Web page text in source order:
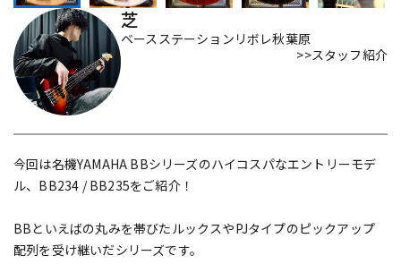
中古 ヴィンテージ
芝
ベースステーションリボレ秋葉原
>>スタッフ紹介
今回は名機YAMAHA BBシリーズのハイコスパなエントリーモデ
ル、BB234 / BB235をご紹介！
BBといえばの丸みを帯びたルックスやPJタイプのピックアップ
配列を受け継いだシリーズです。